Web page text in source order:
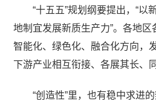
“十五五”规划纲要提出，“以
地制宜发展新质生产力”。各地
智能化、绿色化、融合化方向，
下游产业相互衔接、各展其长、
“创造性”里，也有稳中求进